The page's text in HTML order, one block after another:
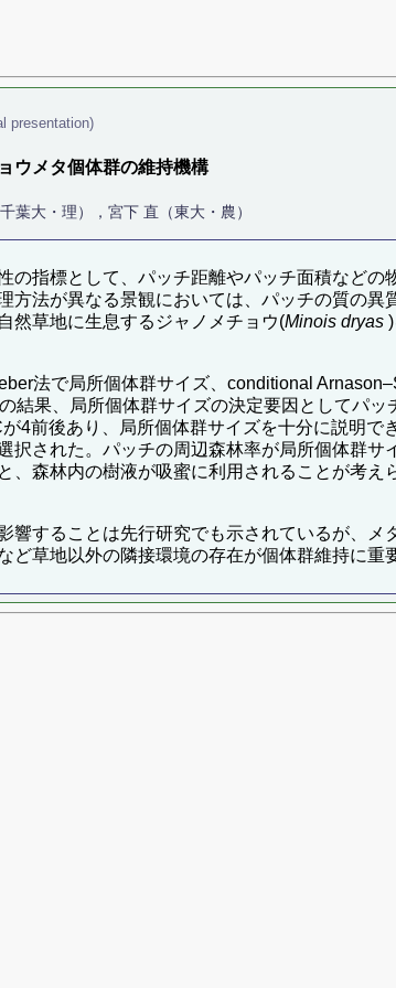
presentation)
ウメタ個体群の維持機構
葉大・理），宮下 直（東大・農）
の指標として、パッチ距離やパッチ面積など
方法が異なる景観においては、パッチの質の
然草地に生息するジャノメチョウ(Minois dryas
法で局所個体群サイズ、conditional
結果、局所個体群サイズの決定要因としてパ
4前後あり、局所個体群サイズを十分に説明
択された。パッチの周辺森林率が局所個体群
、森林内の樹液が吸蜜に利用されることが考
響することは先行研究でも示されているが、
ど草地以外の隣接環境の存在が個体群維持に重